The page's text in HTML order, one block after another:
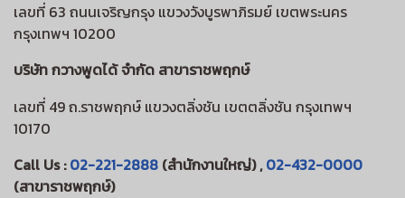
เลขที่ 63 ถนนเจริญกรุง แขวงวังบูรพาภิรมย์ เขตพระนคร
กรุงเทพฯ 10200
บริษัท กวางพูดได้ จำกัด สาขาราชพฤกษ์
เลขที่ 49 ถ.ราชพฤกษ์ แขวงตลิ่งชัน เขตตลิ่งชัน กรุงเทพฯ
10170
Call Us :02-221-2888 (สำนักงานใหญ่) ,02-432-0000
(สาขาราชพฤกษ์)